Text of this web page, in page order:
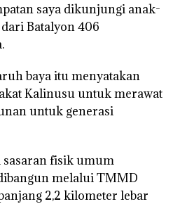
saya dikunjungi anak-
Batalyon 406
baya itu menyatakan
Kalinusu untuk merawat
untuk generasi
sasaran fisik umum
melalui TMMD
2,2 kilometer lebar